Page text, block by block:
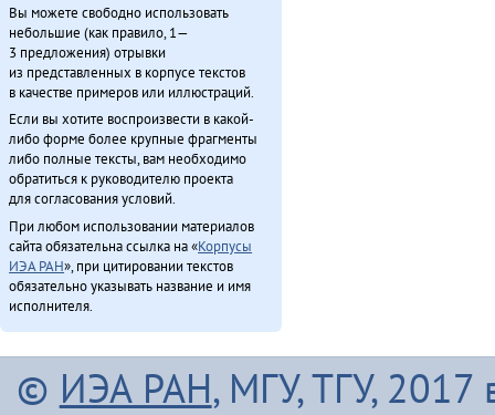
Вы можете свободно использовать
небольшие (как правило, 1—
3 предложения) отрывки
из представленных в корпусе текстов
в качестве примеров или иллюстраций.
Если вы хотите воспроизвести в какой-
либо форме более крупные фрагменты
либо полные тексты, вам необходимо
обратиться к руководителю проекта
для согласования условий.
При любом использовании материалов
сайта обязательна ссылка на «Корпусы
ИЭА РАН», при цитировании текстов
обязательно указывать название и имя
исполнителя.
© ИЭА РАН, МГУ, ТГУ, 2017